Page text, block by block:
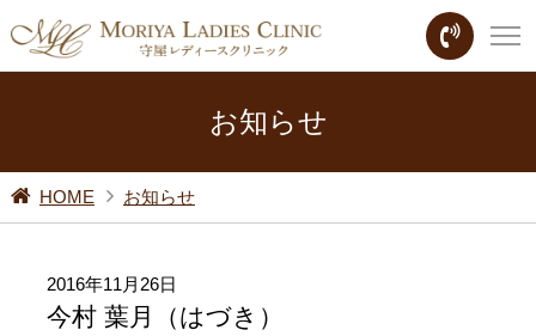
お知らせ
HOME お知らせ
2016年11月26日
今村 葉月（はづき）